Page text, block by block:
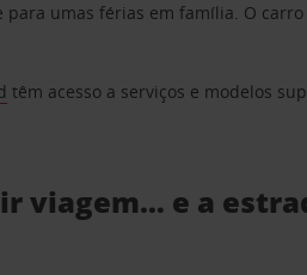
umas férias em família. O
têm acesso a serviços e modelos
viagem… e a